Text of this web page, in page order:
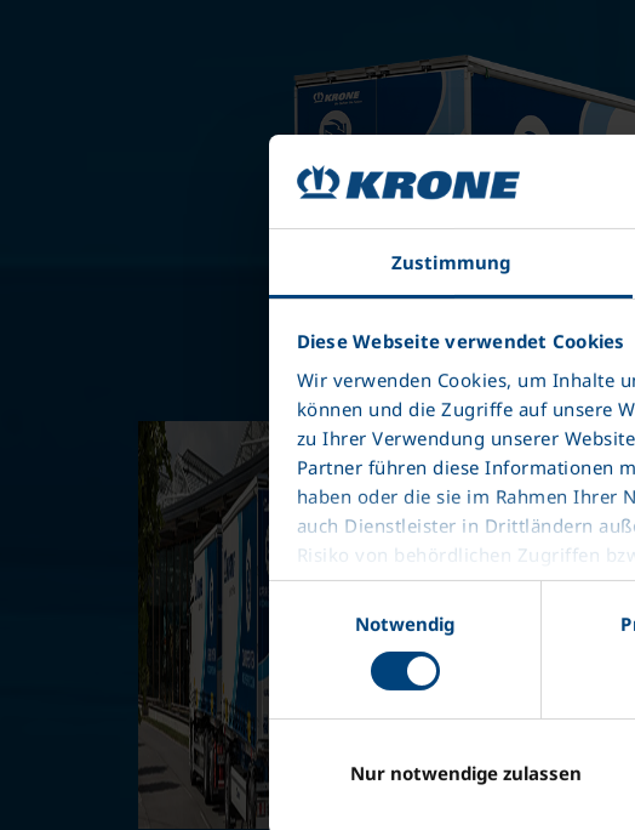
Zustimmung
Diese Webseite verwendet Cookies
Wir verwenden Cookies, um Inhalte
können und die Zugriffe auf unsere
zu Ihrer Verwendung unserer
Partner führen diese Informationen
haben oder die sie im Rahmen Ihrer
auch Dienstleister in Drittländern
Risiko von behördlichen Zugriffen
Datenschutzerklärung
ImpressumNotwendig
Nur notwendige zulassen